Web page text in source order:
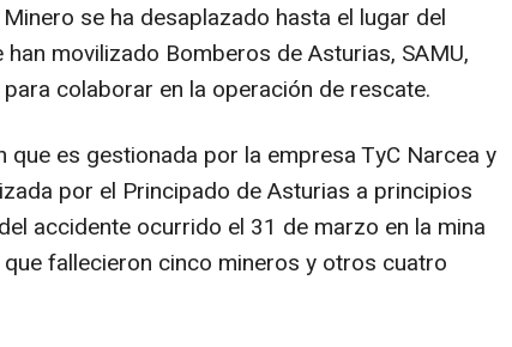
se ha desaplazado hasta el lugar del
movilizado Bomberos de Asturias, SAMU,
colaborar en la operación de rescate.
que es gestionada por la empresa TyC Narcea y
por el Principado de Asturias a principios
accidente ocurrido el 31 de marzo en la mina
fallecieron cinco mineros y otros cuatro